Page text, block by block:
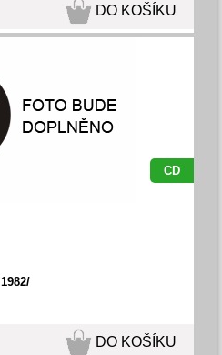
DO KOŠÍKU
CD
DO KOŠÍKU